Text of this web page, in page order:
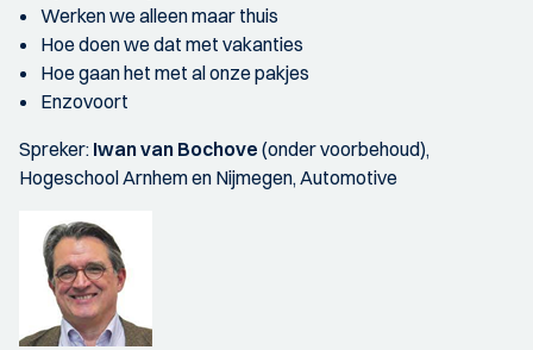
Werken we alleen maar thuis
Hoe doen we dat met vakanties
Hoe gaan het met al onze pakjes
Enzovoort
Spreker: Iwan van Bochove (onder voorbehoud),
Hogeschool Arnhem en Nijmegen, Automotive